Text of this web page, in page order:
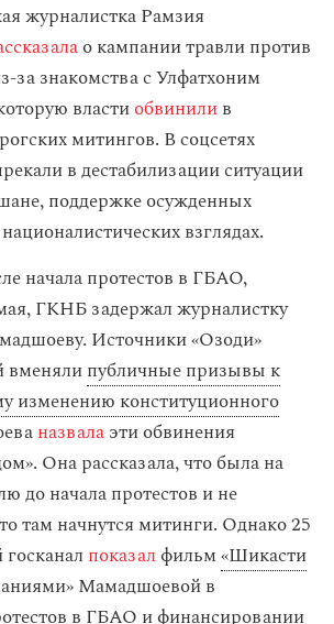
журналистка Рамзия
о кампании травли против
за знакомства с Улфатхоним
властиобвинилив
митингов. В соцсетях
в дестабилизации ситуации
поддержке осужденных
взглядах.
начала протестов в ГБАО,
ГКНБ задержал журналистку
Источники «Озоди»
вменялипубличные призывы к
изменению конституционного
назвалаэти обвинения
Она рассказала, что была на
до начала протестов и не
там начнутся митинги. Однако 25
показал фильм«Шикасти
Мамадшоевой в
в ГБАО и финансировании